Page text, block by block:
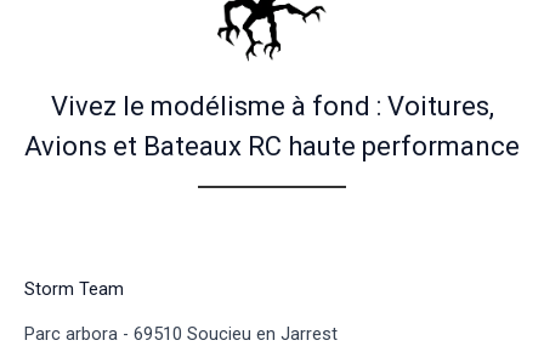
Vivez le modélisme à fond : Voitures,
Avions et Bateaux RC haute performance
Storm Team
Parc arbora - 69510 Soucieu en Jarrest